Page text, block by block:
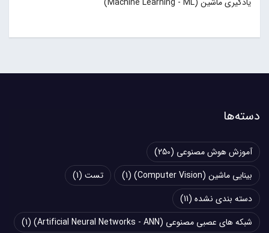
دسته‌ها
آموزش هوش مصنوعی (250)
بینایی ماشین (Computer Vision)
(1) تست (1)
دسته بندی نشده (11)
شبکه های عصبی مصنوعی (Artificial Neural Networks - ANN)
(1)